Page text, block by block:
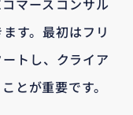
マースコンサル
す。最初はフリ
トし、クライア
とが重要です。